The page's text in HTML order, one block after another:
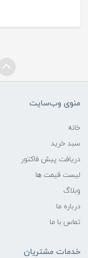
منوی وب‌سایت
خانه
سبد خرید
دریافت پیش فاکتور
لیست قیمت ها
وبلاگ
درباره ما
تماس با ما
خدمات مشتریان